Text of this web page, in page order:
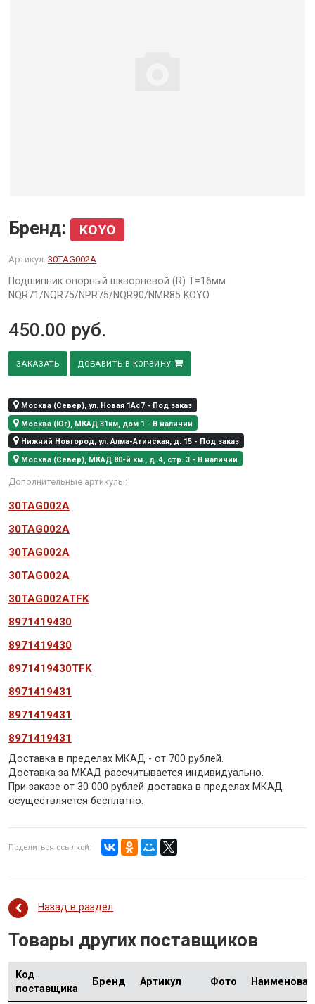
Бренд: KOYO
Артикул: 30TAG002A
Подшипник опорный шкворневой (R) Т=16мм
NQR71/NQR75/NPR75/NQR90/NMR85 KOYO
450.00 руб.
ЗАКАЗАТЬ ДОБАВИТЬ В КОРЗИНУ
Москва (Север), ул. Новая 1Ас7 - Под заказ
Москва (Юг), МКАД 31км, дом 1 - В наличии
Нижний Новгород, ул. Алма-Атинская, д. 15 - Под заказ
Москва (Север), МКАД 80-й км., д. 4, стр. 3 - В наличии
Дополнительные артикулы:
30TAG002A
30TAG002A
30TAG002A
30TAG002A
30TAG002ATFK
8971419430
8971419430
8971419430TFK
8971419431
8971419431
8971419431
Доставка в пределах МКАД - от 700 рублей.
Доставка за МКАД рассчитывается индивидуально.
При заказе от 30 000 рублей доставка в пределах МКАД
осуществляется бесплатно.
Поделиться ссылкой:
Назад в раздел
Товары других поставщиков
Код
поставщика
Бренд Артикул Фото